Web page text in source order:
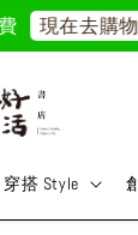
現在去購物！
穿搭 Style